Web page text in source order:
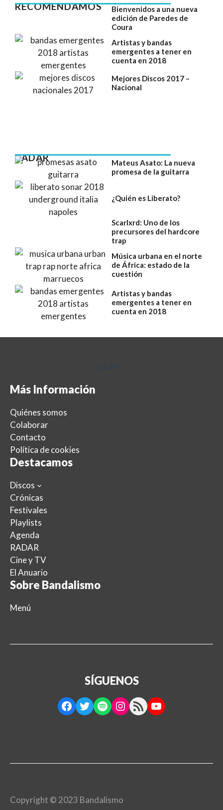
RECOMENDAMOS
Bienvenidos a una nueva
edición de Paredes de
Coura
Artistas y bandas
emergentes a tener en
cuenta en 2018
Mejores Discos 2017 –
Nacional
RADAR
Mateus Asato: La nueva
promesa de la guitarra
¿Quién es Liberato?
Scarlxrd: Uno de los
precursores del hardcore
trap
Música urbana en el norte
de África: estado de la
cuestión
Artistas y bandas
emergentes a tener en
cuenta en 2018
Más Información
Quiénes somos
Colaborar
Contacto
Política de cookies
Destacamos
Discos
Crónicas
Festivales
Playlists
Agenda
RADAR
Cine y TV
El Anuario
Sobre Bandalismo
Menú
SÍGUENOS
Facebook
Twitter
SpotifyInstagram
RSS FeedYouTube
Copyright © 2023 Bandalismo